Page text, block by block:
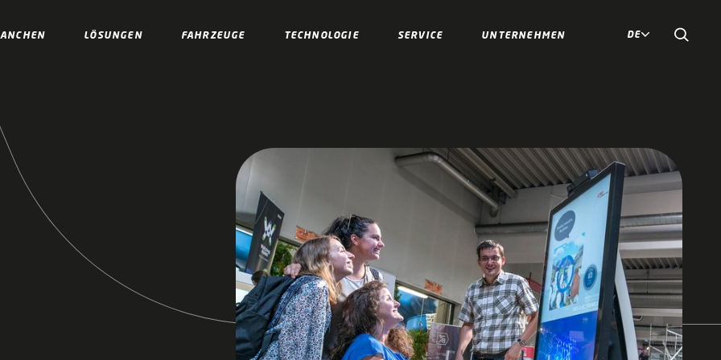
LÖSUNGEN FAHRZEUGE TECHNOLOGIE SERVICE UNTERNEHMEN DE